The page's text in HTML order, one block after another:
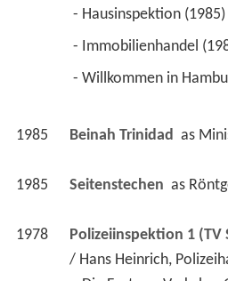
- Hausinspektion
- Immobilienhandel
- Willkommen in
1985 Beinah Trinidad as
1985 Seitenstechen as
1978 Polizeiinspektion 1 (TV
/ Hans Heinrich,